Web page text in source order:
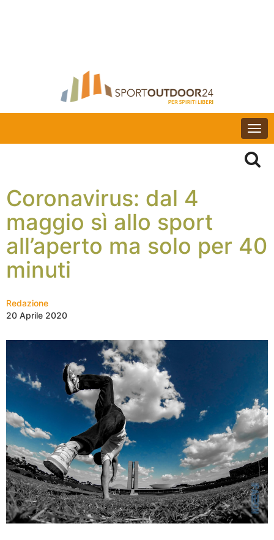
Coronavirus: dal 4
maggio sì allo sport
all’aperto ma solo per 40
minuti
Redazione
20 Aprile 2020